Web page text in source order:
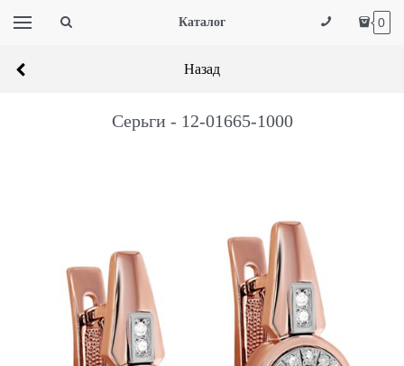
Каталог 0
Назад
Серьги - 12-01665-1000